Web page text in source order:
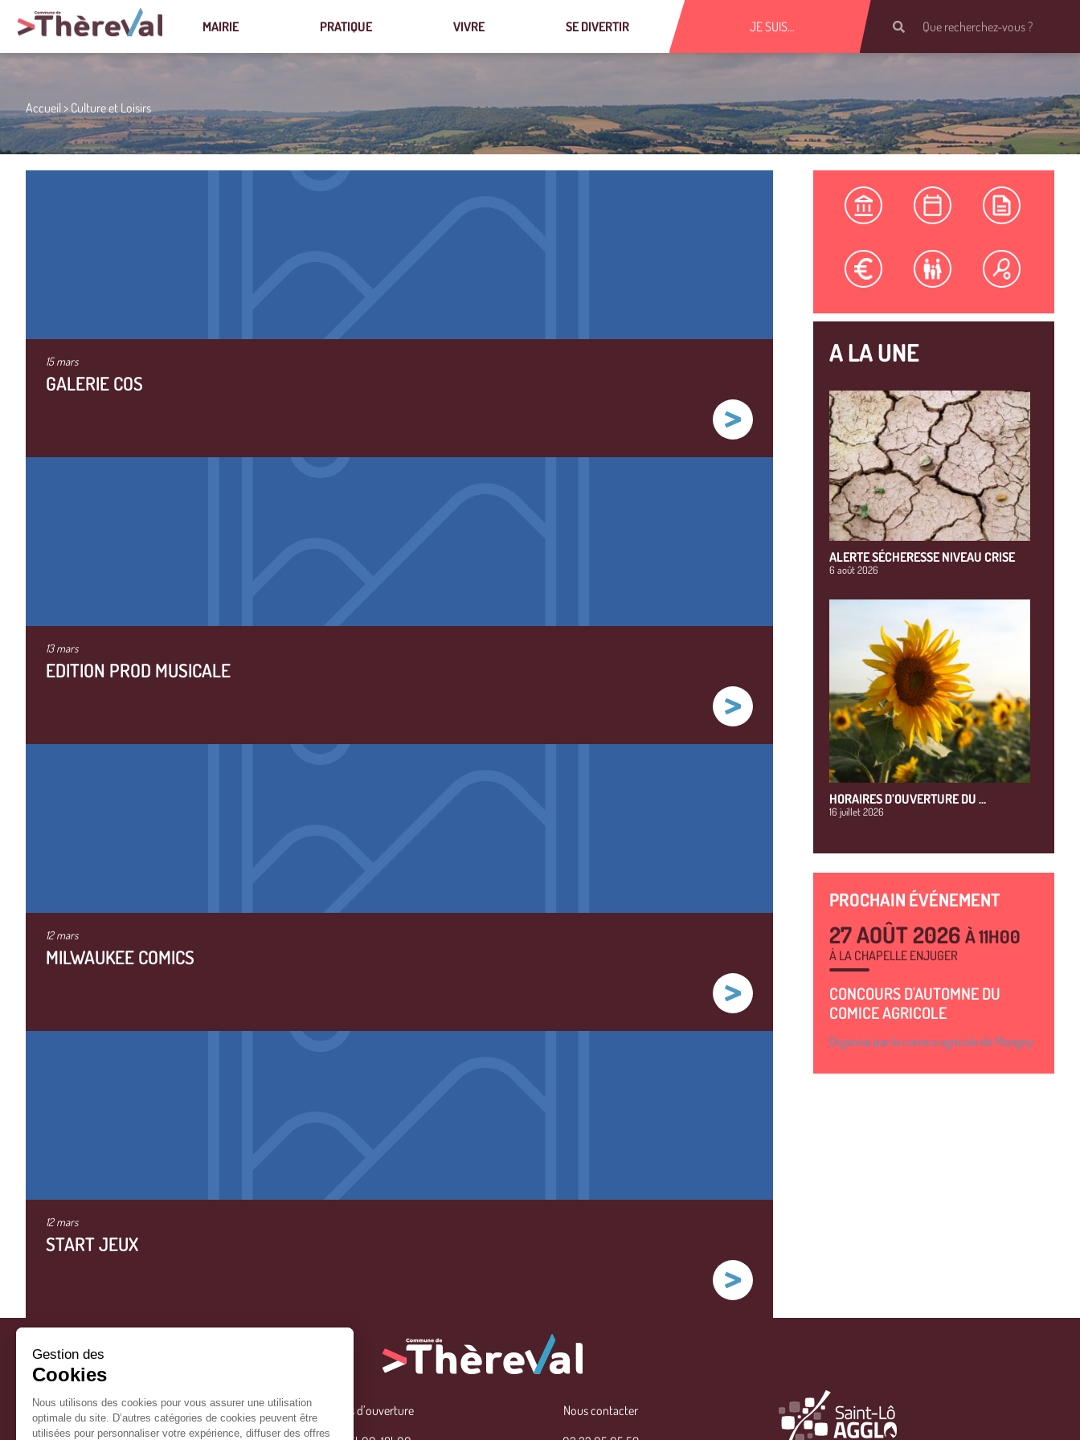
MAIRIE PRATIQUE VIVRE SE DIVERTIR JE SUIS…
Accueil > Culture et Loisirs
15 mars
GALERIE COS
13 mars
EDITION PROD MUSICALE
12 mars
MILWAUKEE COMICS
12 mars
START JEUX
A LA UNE
ALERTE SÉCHERESSE NIVEAU CRISE
6 août 2026
HORAIRES D’OUVERTURE DU …
16 juillet 2026
PROCHAIN ÉVÉNEMENT
27 AOÛT 2026 À 11H00
À LA CHAPELLE ENJUGER
CONCOURS D'AUTOMNE DU
COMICE AGRICOLE
Organisé par le comice agricole de Marigny
La Mairie
Horaires d’ouverture
Nous contacter
Gestion des
Cookies
Nous utilisons des cookies pour vous assurer une utilisation
optimale du site. D’autres catégories de cookies peuvent être
utilisées pour personnaliser votre expérience, diffuser des offres